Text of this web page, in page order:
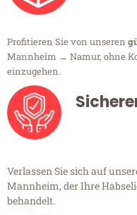
Profitieren Sie von unseren
Mannheim → Namur, ohne
einzugehen.
Verlassen Sie sich auf
Mannheim, der Ihre
behandelt.